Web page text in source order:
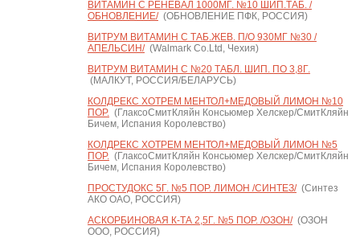
ВИТАМИН С РЕНЕВАЛ 1000МГ. №10 ШИП.ТАБ. /
ОБНОВЛЕНИЕ/(ОБНОВЛЕНИЕ ПФК, РОССИЯ)
ВИТРУМ ВИТАМИН C ТАБ.ЖЕВ. П/О 930МГ №30 /
АПЕЛЬСИН/(Walmark Co.Ltd, Чехия)
ВИТРУМ ВИТАМИН C №20 ТАБЛ. ШИП. ПО 3,8Г.
(МАЛКУТ, РОССИЯ/БЕЛАРУСЬ)
КОЛДРЕКС ХОТРЕМ МЕНТОЛ+МЕДОВЫЙ ЛИМОН №10
ПОР.(ГлаксоСмитКляйн Консьюмер Хелскер/СмитКляйн
Бичем, Испания Королевство)
КОЛДРЕКС ХОТРЕМ МЕНТОЛ+МЕДОВЫЙ ЛИМОН №5
ПОР.(ГлаксоСмитКляйн Консьюмер Хелскер/СмитКляйн
Бичем, Испания Королевство)
ПРОСТУДОКС 5Г. №5 ПОР. ЛИМОН /СИНТЕЗ/(Синтез
АКО ОАО, РОССИЯ)
АСКОРБИНОВАЯ К-ТА 2,5Г. №5 ПОР. /ОЗОН/(ОЗОН
ООО, РОССИЯ)